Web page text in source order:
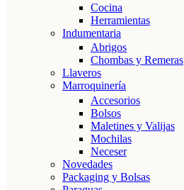
Cocina
Herramientas
Indumentaria
Abrigos
Chombas y Remeras
Llaveros
Marroquinería
Accesorios
Bolsos
Maletines y Valijas
Mochilas
Neceser
Novedades
Packaging y Bolsas